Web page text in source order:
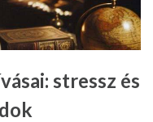
stressz és